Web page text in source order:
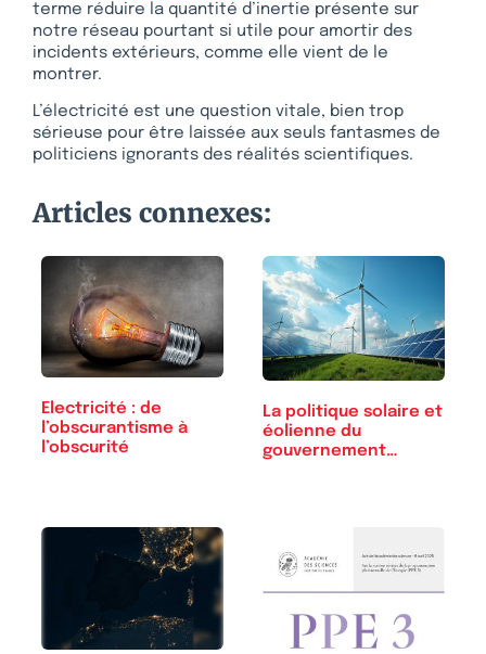
terme réduire la quantité d’inertie présente sur
notre réseau pourtant si utile pour amortir des
incidents extérieurs, comme elle vient de le
montrer.
L’électricité est une question vitale, bien trop
sérieuse pour être laissée aux seuls fantasmes de
politiciens ignorants des réalités scientifiques.
Articles connexes:
Electricité : de
l’obscurantisme à
l’obscurité
La politique solaire et
éolienne du
gouvernement…